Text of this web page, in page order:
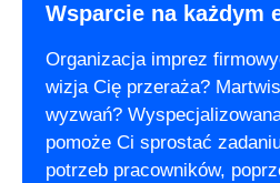
Wsparcie na każdym
Organizacja imprez
wizja Cię przeraża?
wyzwań?
pomoże Ci sprostać
potrzeb pracowników,